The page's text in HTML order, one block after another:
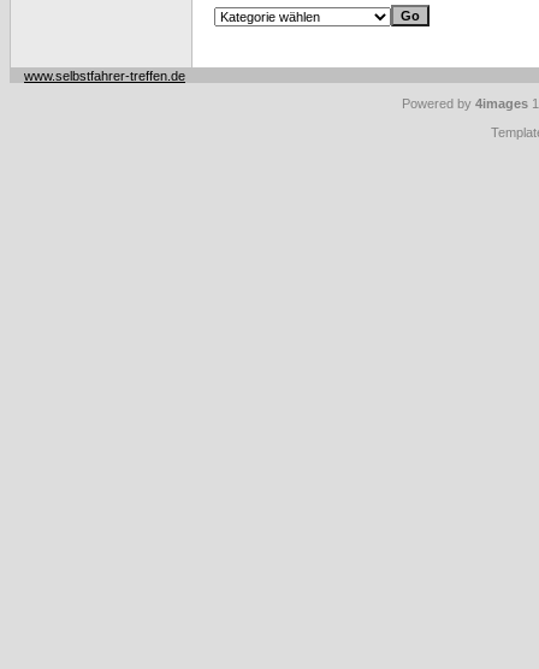
www.selbstfahrer-treffen.de
Powered by 4images